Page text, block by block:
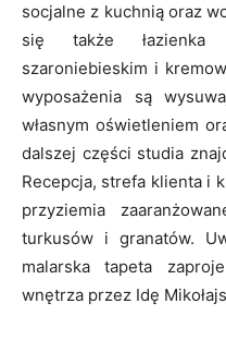
socjalne z kuchnią oraz
się także łazienka
szaroniebieskim i
wyposażenia są
własnym oświetleniem
dalszej części studia
Recepcja, strefa klienta i
przyziemia
turkusów i granatów.
malarska tapeta
wnętrza przez Idę